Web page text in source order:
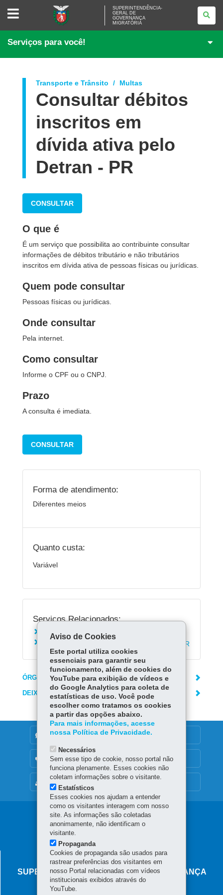
SUPERINTENDÊNCIA-
GOVERNANÇA
SUPERINTENDÊNCIA-
GERAL DE
GOVERNANÇA
MIGRATÓRIA
Serviços para você!
Transporte e Trânsito Multas
Consultar débitos
inscritos em
dívida ativa pelo
Detran - PR
CONSULTAR
O que é
É um serviço que possibilita ao contribuinte consultar
informações de débitos tributário e não tributários
inscritos em dívida ativa de pessoas físicas ou jurídicas.
Quem pode consultar
Pessoas físicas ou jurídicas.
Onde consultar
Pela internet.
Como consultar
Informe o CPF ou o CNPJ.
Prazo
A consulta é imediata.
CONSULTAR
Forma de atendimento:
Diferentes meios
Quanto custa:
Variável
Serviços Relacionados:
Consultar extrato de multas pagas
Solicitar revisão de dívida ativa no Detran - PR
ÓRGÃO RESPONSÁVEL
DEIXE SUA OPINIÃO
DENUNCIE CORRUPÇÃO
OUVIDORIA
Navegação
principal
AGÊNCIA DO MIGRANTE
SUPERINTENDÊNCIA-GERAL DE GOVERNANÇA
MIGRATÓRIA
Aviso de Cookies
Este portal utiliza cookies
essenciais para garantir seu
funcionamento, além de cookies do
YouTube para exibição de vídeos e
do Google Analytics para coleta de
estatísticas de uso. Você pode
escolher como tratamos os cookies
a partir das opções abaixo.
Para mais informações, acesse
nossa Política de Privacidade.
Necessários
Sem esse tipo de cookie, nosso portal não
funciona plenamente. Esses cookies não
coletam informações sobre o visitante.
Estatísticos
Esses cookies nos ajudam a entender
como os visitantes interagem com nosso
site. As informações são coletadas
anonimamente, não identificam o
visitante.
Propaganda
Cookies de propaganda são usados para
rastrear preferências dos visitantes em
nosso Portal relacionadas com vídeos
institucionais exibidos através do
YouTube.